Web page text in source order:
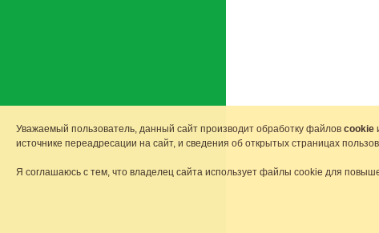
Уважаемый пользователь, данный сайт производит обработку файлов cookie
источнике переадресации на сайт, и сведения об открытых страницах
Я соглашаюсь с тем, что владелец сайта использует файлы cookie для